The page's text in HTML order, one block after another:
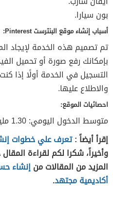
بون سيارا.
أسباب إنشاء موقع البنترست Pinterest:
تم تصميم هذه الخدمة لإيجاد
بإمكانك رفع صورة أو تحميل
التسجيل في الخدمة أولًا إذا
والاطلاع عليها.
احصائيات الموقع:
متوسط الدخول اليومي: 1.30 مليون زائر70% إناث، 30 % ذكور.
إقرأ أيضاً :تعرف علي خطوات
وأخيراً، شكرا لكم لقراءة
المزيد من المقالات منإنشاء
أكاديمية مجتهد.